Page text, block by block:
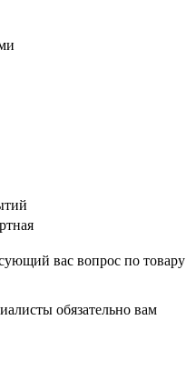
вас вопрос по товару
обязательно вам